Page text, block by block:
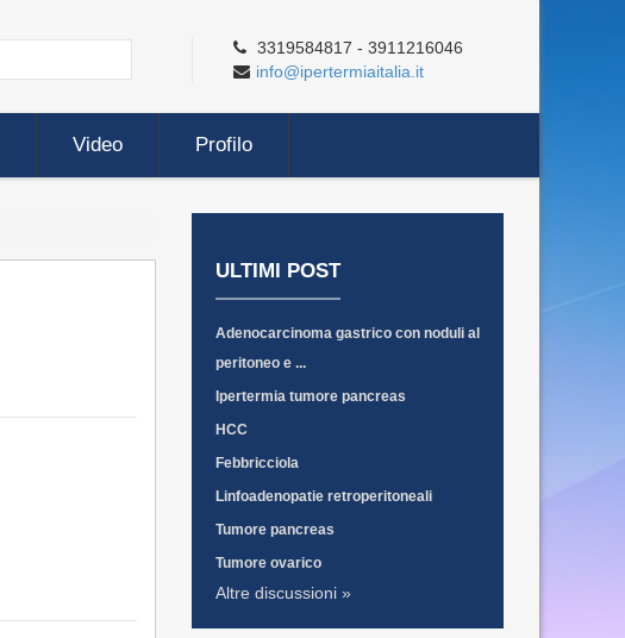
3319584817 - 3911216046
info@ipertermiaitalia.it
Video Profilo
ULTIMI POST
Adenocarcinoma gastrico con noduli al
peritoneo e ...
Ipertermia tumore pancreas
HCC
Febbricciola
Linfoadenopatie retroperitoneali
Tumore pancreas
Tumore ovarico
Altre discussioni »